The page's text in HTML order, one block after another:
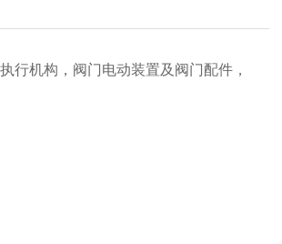
行机构，阀门电动装置及阀门配件，